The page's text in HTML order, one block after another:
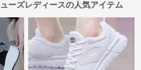
ーズレディースの人気アイテム